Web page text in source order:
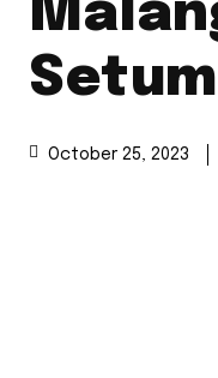
October 25, 2023